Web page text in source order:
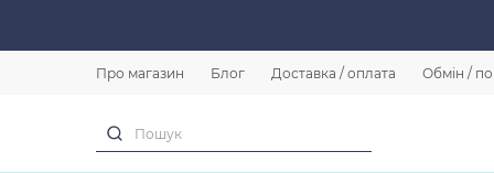
Про магазин Блог Доставка / оплата Обмін /